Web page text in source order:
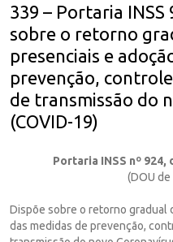
339 – Portaria INSS
sobre o retorno
presenciais e
prevenção,
de transmissão do
(COVID-19)
Portaria INSS nº
(DOU
Dispõe sobre o retorno gradual
das medidas de prevenção,